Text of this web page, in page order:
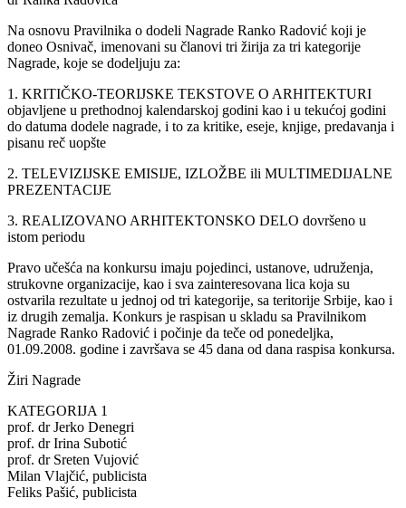
Na osnovu Pravilnika o dodeli Nagrade Ranko Radović koji je
doneo Osnivač, imenovani su članovi tri žirija za tri kategorije
Nagrade, koje se dodeljuju za:
1. KRITIČKO-TEORIJSKE TEKSTOVE O ARHITEKTURI
objavljene u prethodnoj kalendarskoj godini kao i u tekućoj godini
do datuma dodele nagrade, i to za kritike, eseje, knjige, predavanja i
pisanu reč uopšte
2. TELEVIZIJSKE EMISIJE, IZLOŽBE ili MULTIMEDIJALNE
PREZENTACIJE
3. REALIZOVANO ARHITEKTONSKO DELO dovršeno u
istom periodu
Pravo učešća na konkursu imaju pojedinci, ustanove, udruženja,
strukovne organizacije, kao i sva zainteresovana lica koja su
ostvarila rezultate u jednoj od tri kategorije, sa teritorije Srbije, kao i
iz drugih zemalja. Konkurs je raspisan u skladu sa Pravilnikom
Nagrade Ranko Radović i počinje da teče od ponedeljka,
01.09.2008. godine i završava se 45 dana od dana raspisa konkursa.
Žiri Nagrade
KATEGORIJA 1
prof. dr Jerko Denegri
prof. dr Irina Subotić
prof. dr Sreten Vujović
Milan Vlajčić, publicista
Feliks Pašić, publicista